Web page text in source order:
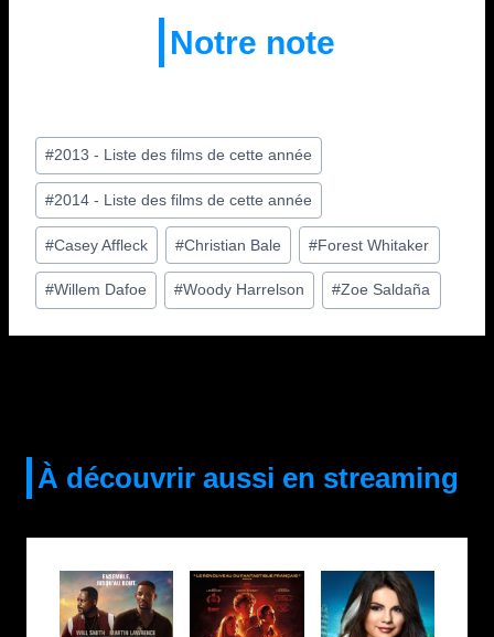
Notre note
Étiquettes
de
la
publication :
#2013 - Liste des films de cette année
#2014 - Liste des films de cette année
#Casey Affleck #Christian Bale #Forest Whitaker
#Willem Dafoe #Woody Harrelson #Zoe Saldaña
À découvrir aussi en streaming